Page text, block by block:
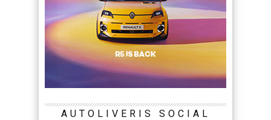
AUTOLIVERIS SOCIAL